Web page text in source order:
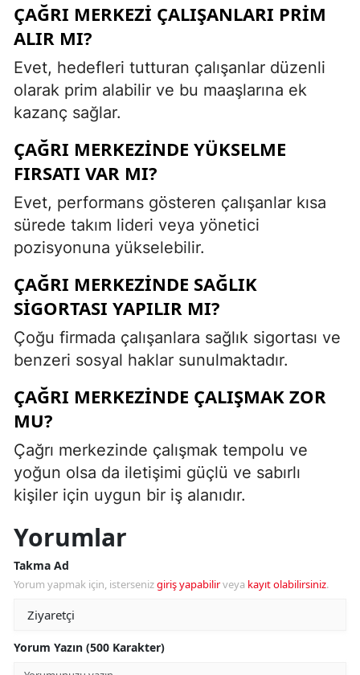
ÇAĞRI MERKEZI ÇALIŞANLARI PRIM
ALIR MI?
Evet, hedefleri tutturan çalışanlar düzenli
olarak prim alabilir ve bu maaşlarına ek
kazanç sağlar.
ÇAĞRI MERKEZINDE YÜKSELME
FIRSATI VAR MI?
Evet, performans gösteren çalışanlar kısa
sürede takım lideri veya yönetici
pozisyonuna yükselebilir.
ÇAĞRI MERKEZINDE SAĞLIK
SIGORTASI YAPILIR MI?
Çoğu firmada çalışanlara sağlık sigortası ve
benzeri sosyal haklar sunulmaktadır.
ÇAĞRI MERKEZINDE ÇALIŞMAK ZOR
MU?
Çağrı merkezinde çalışmak tempolu ve
yoğun olsa da iletişimi güçlü ve sabırlı
kişiler için uygun bir iş alanıdır.
Yorumlar
Takma Ad
Yorum yapmak için, istersenizgiriş yapabilirveya kayıt olabilirsiniz.
Yorum Yazın (500 Karakter)